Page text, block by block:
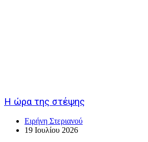
Η ώρα της στέψης
Ειρήνη Στεριανού
19 Ιουλίου 2026